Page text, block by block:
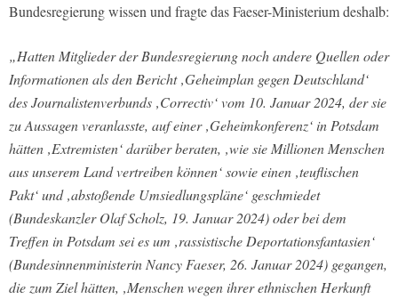
Bundesregierung wissen und fragte das Faeser-Ministerium deshalb:
„Hatten Mitglieder der Bundesregierung noch andere Quellen oder
Informationen als den Bericht ‚Geheimplan gegen Deutschland‘
des Journalistenverbunds ‚Correctiv‘ vom 10. Januar 2024, der sie
zu Aussagen veranlasste, auf einer ‚Geheimkonferenz‘ in Potsdam
hätten ‚Extremisten‘ darüber beraten, ‚wie sie Millionen Menschen
aus unserem Land vertreiben können‘ sowie einen ‚teuflischen
Pakt‘ und ‚abstoßende Umsiedlungspläne‘ geschmiedet
(Bundeskanzler Olaf Scholz, 19. Januar 2024) oder bei dem
Treffen in Potsdam sei es um ‚rassistische Deportationsfantasien‘
(Bundesinnenministerin Nancy Faeser, 26. Januar 2024) gegangen,
die zum Ziel hätten, ‚Menschen wegen ihrer ethnischen Herkunft